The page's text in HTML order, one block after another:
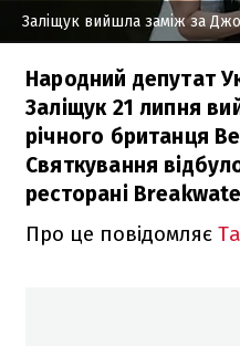
Заліщук вийшла заміж за
Народний депутат
Заліщук 21 липня
річного британця
Святкування
ресторані
Про це повідомляє